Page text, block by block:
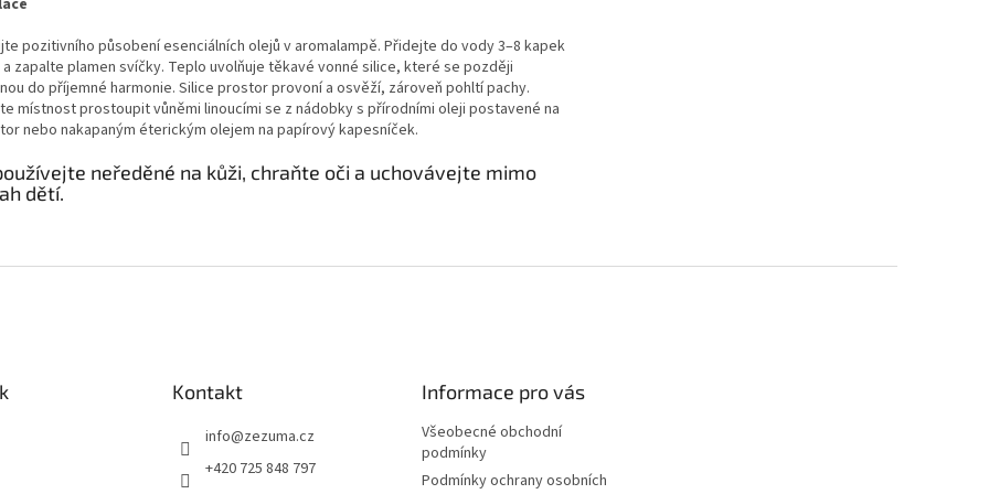
pozitivního působení esenciálních olejů v aromalampě. Přidejte do vody 3–8 kapek
zapalte plamen svíčky. Teplo uvolňuje těkavé vonné silice, které se později
do příjemné harmonie. Silice prostor provoní a osvěží, zároveň pohltí pachy.
místnost prostoupit vůněmi linoucími se z nádobky s přírodními oleji postavené na
nebo nakapaným éterickým olejem na papírový kapesníček.
neředěné na kůži, chraňte oči a uchovávejte mimo
dětí.
Kontakt
info@zezuma.cz
+420 725 848 797
Informace pro vás
Všeobecné obchodní
podmínky
Podmínky ochrany osobních